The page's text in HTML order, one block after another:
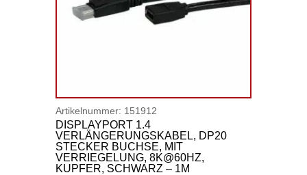
Artikelnummer: 151912
DISPLAYPORT 1.4
VERLÄNGERUNGSKABEL, DP20
STECKER BUCHSE, MIT
VERRIEGELUNG, 8K@60HZ,
KUPFER, SCHWARZ – 1M